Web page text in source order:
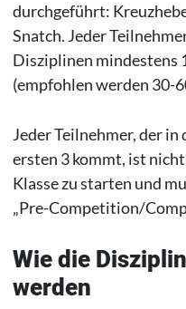
durchgeführt:
Snatch. Jeder
Disziplinen mindestens
(empfohlen werden 30-
Jeder Teilnehmer, der in
ersten 3 kommt, ist
Klasse zu starten und
„Pre-Competition/
Wie die
werden